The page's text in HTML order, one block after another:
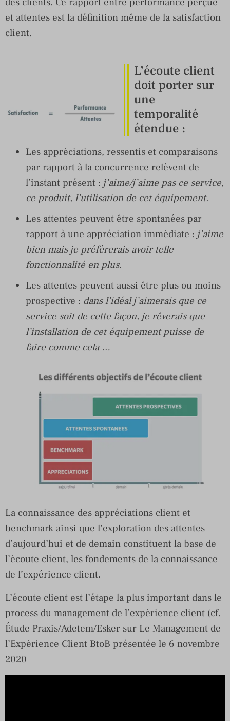
et attentes est la définition même de la satisfaction
client.
L’écoute client
doit porter sur
une
temporalité
étendue :
Les appréciations, ressentis et comparaisons
par rapport à la concurrence relèvent de
l’instant présent : j’aime/j’aime pas ce service,
ce produit, l’utilisation de cet équipement.
Les attentes peuvent être spontanées par
rapport à une appréciation immédiate : j’aime
bien mais je préfèrerais avoir telle
fonctionnalité en plus.
Les attentes peuvent aussi être plus ou moins
prospective : dans l’idéal j’aimerais que ce
service soit de cette façon, je rêverais que
l’installation de cet équipement puisse de
faire comme cela …
La connaissance des appréciations client et
benchmark ainsi que l’exploration des attentes
d’aujourd’hui et de demain constituent la base de
l’écoute client, les fondements de la connaissance
de l’expérience client.
L’écoute client est l’étape la plus important dans le
process du management de l’expérience client (cf.
Étude Praxis/Adetem/Esker sur Le Management de
l’Expérience Client BtoB présentée le 6 novembre
2020